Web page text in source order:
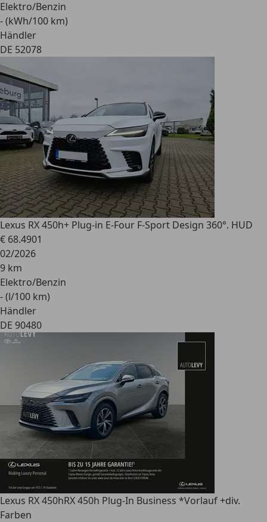
Elektro/Benzin
- (kWh/100 km)
Händler
DE 52078
Lexus RX 450h+ Plug-in E-Four F-Sport Design 360°. HUD
€ 68.4901
02/2026
9 km
Elektro/Benzin
- (l/100 km)
Händler
DE 90480
Lexus RX 450hRX 450h Plug-In Business *Vorlauf +div.
Farben